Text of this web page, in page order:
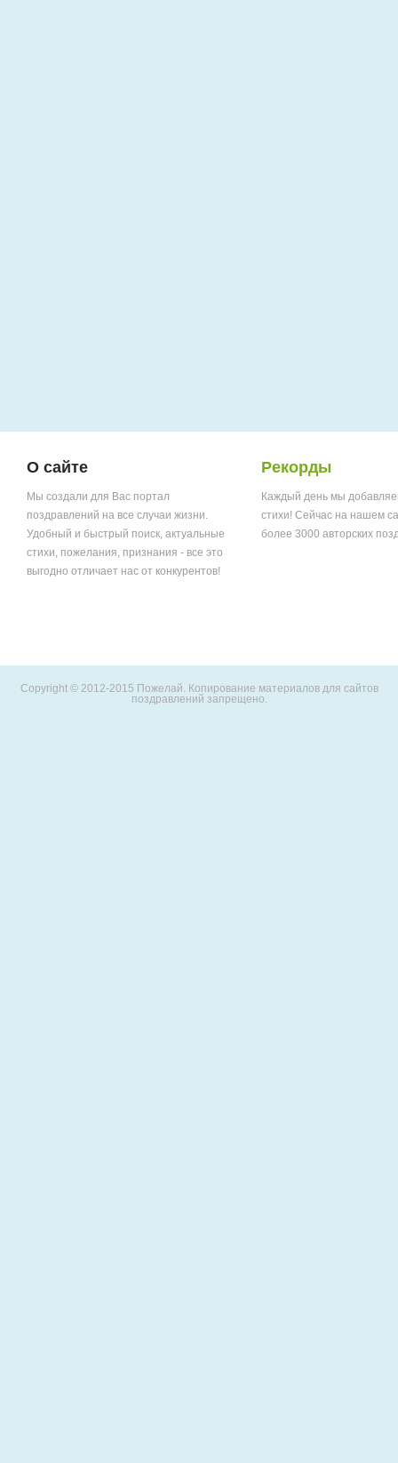
О сайте
Мы создали для Вас портал
поздравлений на все случаи жизни.
Удобный и быстрый поиск, актуальные
стихи, пожелания, признания - все это
выгодно отличает нас от конкурентов!
Рекорды
Каждый день мы
стихи! Сейчас на нашем
более 3000 авторских
Copyright © 2012-2015 Пожелай. Копирование материалов для сайтов
поздравлений запрещено.